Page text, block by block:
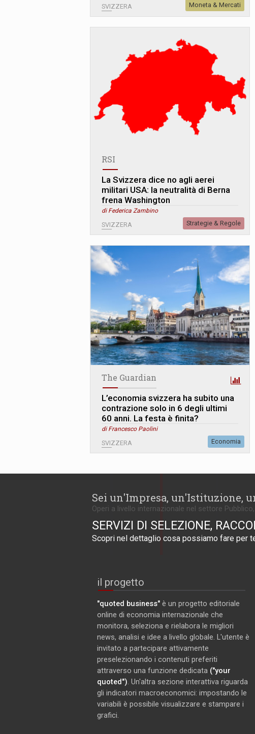
SVIZZERA Moneta & Mercati
RSI
La Svizzera dice no agli aerei
militari USA: la neutralità di Berna
frena Washington
di Federica Zambino
SVIZZERA Strategie & Regole
The Guardian
L’economia svizzera ha subito una
contrazione solo in 6 degli ultimi
60 anni. La festa è finita?
di Francesco Paolini
SVIZZERA Economia
Sei un'Impresa, un'Istituzione,
Operi a livello internazionale nel settore
SERVIZI DI SELEZIONE,
Scopri nel dettaglio cosa possiamo fare per
il progetto
"quoted business" è un progetto editoriale
online di economia internazionale che
monitora, seleziona e rielabora le migliori
news, analisi e idee a livello globale. L'utente è
invitato a partecipare attivamente
preselezionando i contenuti preferiti
attraverso una funzione dedicata ("your
quoted"). Un'altra sezione interattiva riguarda
gli indicatori macroeconomici: impostando le
variabili è possibile visualizzare e stampare i
grafici.